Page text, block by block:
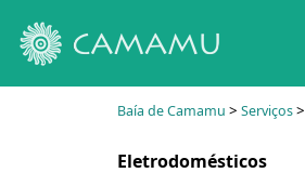
Baía de Camamu > Serviços>
Eletrodomésticos